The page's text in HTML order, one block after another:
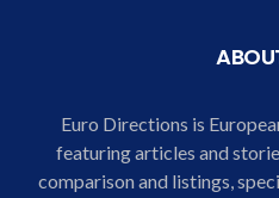
Euro Directions is
featuring articles and
comparison and listings,